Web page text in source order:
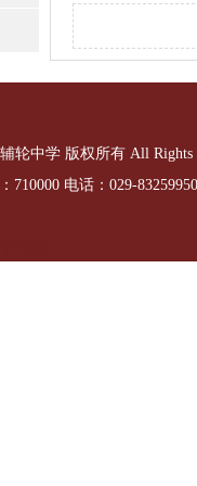
轮中学 版权所有 All Rights
710000 电话：029-83259950